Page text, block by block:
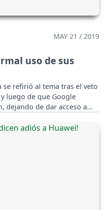
MAY 21 / 2019
uso de sus
se refirió al tema tras el veto
luego de que Google
dejando de dar acceso a